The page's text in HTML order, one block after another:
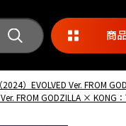
商
）EVOLVED Ver. FROM
FROM GODZILLA × KONG